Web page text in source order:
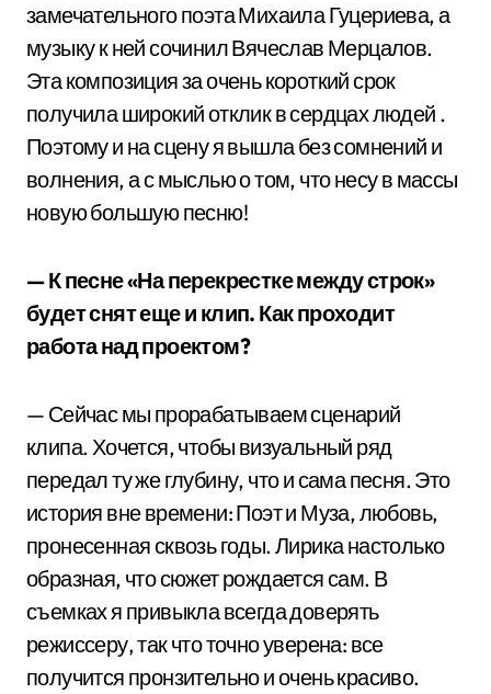
замечательного поэта Михаила Гуцериева, а
музыку к ней сочинил Вячеслав Мерцалов.
Эта композиция за очень короткий срок
получила широкий отклик в сердцах людей .
Поэтому и на сцену я вышла без сомнений и
волнения, а с мыслью о том, что несу в массы
новую большую песню!
— К песне «На перекрестке между строк»
будет снят еще и клип. Как проходит
работа над проектом?
— Сейчас мы прорабатываем сценарий
клипа. Хочется, чтобы визуальный ряд
передал ту же глубину, что и сама песня. Это
история вне времени: Поэт и Муза, любовь,
пронесенная сквозь годы. Лирика настолько
образная, что сюжет рождается сам. В
съемках я привыкла всегда доверять
режиссеру, так что точно уверена: все
получится пронзительно и очень красиво.